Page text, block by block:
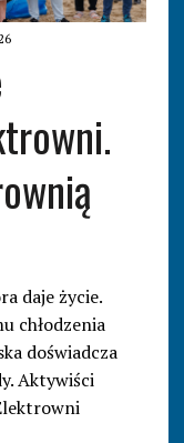
daje życie.
chłodzenia
doświadcza
Aktywiści